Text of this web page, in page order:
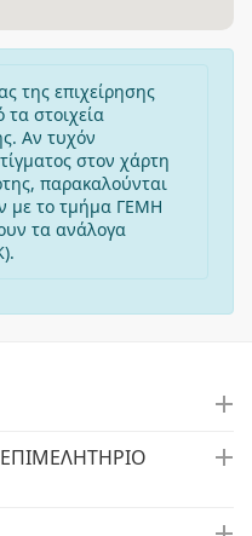
της επιχείρησης
στοιχεία
Αν τυχόν
στον χάρτη
παρακαλούνται
με το τμήμα ΓΕΜΗ
τα ανάλογα